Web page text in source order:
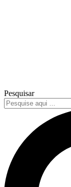
Pesquisar